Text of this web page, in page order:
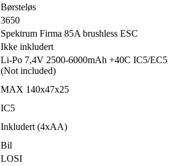
Børsteløs
3650
Spektrum Firma 85A brushless ESC
Ikke inkludert
Li-Po 7,4V 2500-6000mAh +40C IC5/EC5
(Not included)
MAX 140x47x25
IC5
Inkludert (4xAA)
Bil
LOSI